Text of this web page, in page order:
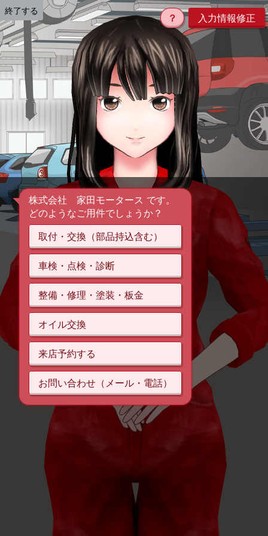
入力情報修正
？
終了する
株式会社 家田モータース です。
どのようなご用件でしょうか？
取付・交換（部品持込含む）
車検・点検・診断
整備・修理・塗装・板金
オイル交換
来店予約する
お問い合わせ（メール・電話）